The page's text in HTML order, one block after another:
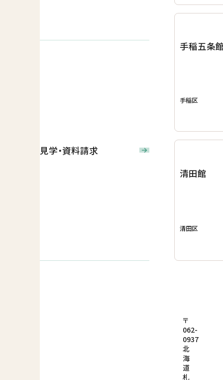
見学・資料請求
手稲五条
手稲区
清田館
清田区
〒
062-
0937
北
海
道
札